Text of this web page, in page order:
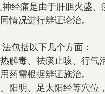
情况进行辨证论治。
方法包括以下几个方面：
解毒、祛痰止咳、行
药需根据辨证施治。
阳明、足太阳经等穴位